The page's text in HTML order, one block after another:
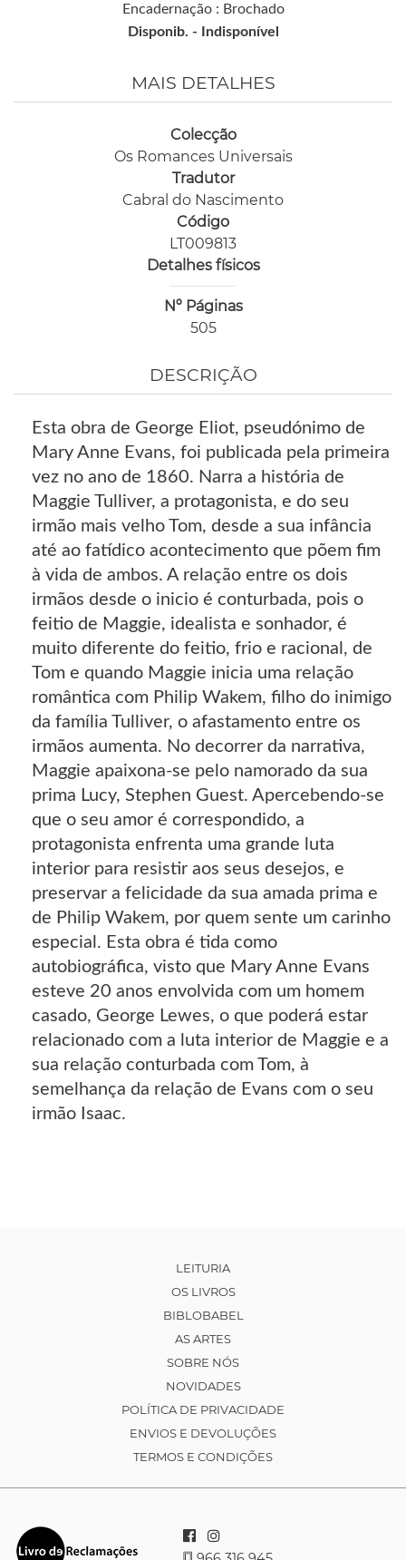
Encadernação : Brochado
Disponib. -
Indisponível
MAIS DETALHES
Colecção
Os Romances Universais
Tradutor
Cabral do Nascimento
Código
LT009813
Detalhes físicos
Nº Páginas
505
DESCRIÇÃO
Esta obra de George Eliot, pseudónimo de
Mary Anne Evans, foi publicada pela primeira
vez no ano de 1860. Narra a história de
Maggie Tulliver, a protagonista, e do seu
irmão mais velho Tom, desde a sua infância
até ao fatídico acontecimento que põem fim
à vida de ambos. A relação entre os dois
irmãos desde o inicio é conturbada, pois o
feitio de Maggie, idealista e sonhador, é
muito diferente do feitio, frio e racional, de
Tom e quando Maggie inicia uma relação
romântica com Philip Wakem, filho do inimigo
da família Tulliver, o afastamento entre os
irmãos aumenta. No decorrer da narrativa,
Maggie apaixona-se pelo namorado da sua
prima Lucy, Stephen Guest. Apercebendo-se
que o seu amor é correspondido, a
protagonista enfrenta uma grande luta
interior para resistir aos seus desejos, e
preservar a felicidade da sua amada prima e
de Philip Wakem, por quem sente um carinho
especial. Esta obra é tida como
autobiográfica, visto que Mary Anne Evans
esteve 20 anos envolvida com um homem
casado, George Lewes, o que poderá estar
relacionado com a luta interior de Maggie e a
sua relação conturbada com Tom, à
semelhança da relação de Evans com o seu
irmão Isaac.
LEITURIA
OS LIVROS
BIBLOBABEL
AS ARTES
SOBRE NÓS
NOVIDADES
POLÍTICA DE PRIVACIDADE
ENVIOS E DEVOLUÇÕES
TERMOS E CONDIÇÕES